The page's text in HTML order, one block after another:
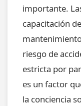
importante.
capacitación
riesgo de
estricta por
es un factor
la conciencia